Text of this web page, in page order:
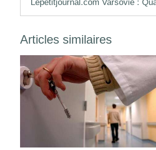
Articles similaires